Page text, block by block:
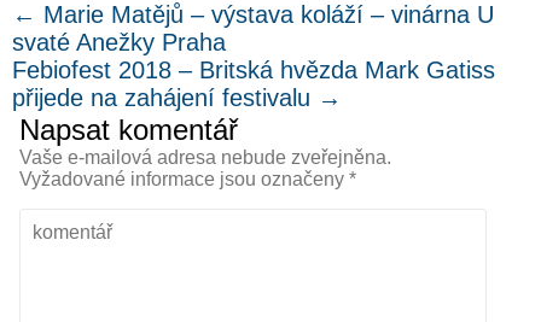
← Marie Matějů – výstava koláží – vinárna U
svaté Anežky Praha
Febiofest 2018 – Britská hvězda Mark Gatiss
přijede na zahájení festivalu →
Napsat komentář
Vaše e-mailová adresa nebude zveřejněna.
Vyžadované informace jsou označeny *